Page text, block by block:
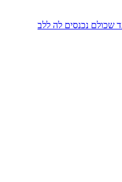
שכולם נכנסים לה ללב